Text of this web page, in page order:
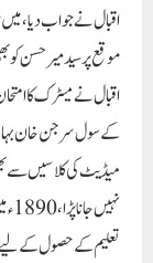
اقبال نے جواب دیا ،
اقبال نے میٹرک کا
کے سول سرجن خان بہادر
میڈیٹ کی کلاسیں سے